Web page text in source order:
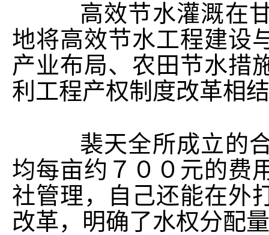
高效节水灌溉在甘
地将高效节水工程建设
产业布局、农田节水措
利工程产权制度改革相
裴天全所成立的合
均每亩约７００元的费
社管理，自己还能在外
改革，明确了水权分配